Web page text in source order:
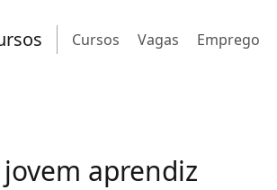
Cursos Vagas Emprego
aprendiz